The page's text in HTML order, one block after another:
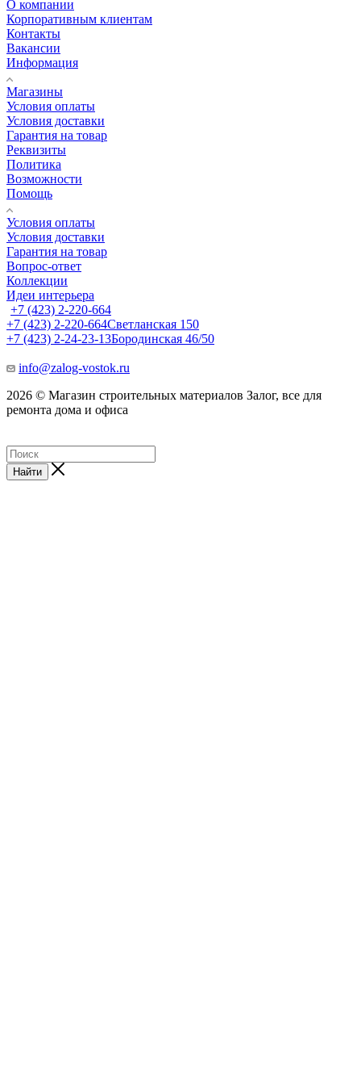
О компании
Корпоративным клиентам
Контакты
Вакансии
Информация
Магазины
Условия оплаты
Условия доставки
Гарантия на товар
Реквизиты
Политика
Возможности
Помощь
Условия оплаты
Условия доставки
Гарантия на товар
Вопрос-ответ
Коллекции
Идеи интерьера
+7 (423) 2-220-664
+7 (423) 2-220-664Светланская 150
+7 (423) 2-24-23-13Бородинская 46/50
info@zalog-vostok.ru
2026 © Магазин строительных материалов Залог, все для
ремонта дома и офиса
Найти